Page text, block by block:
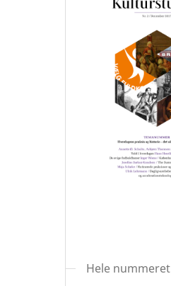
Hele nummeret